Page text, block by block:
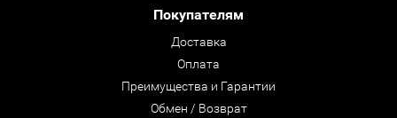
Покупателям
Доставка
Оплата
Преимущества и Гарантии
Обмен / Возврат